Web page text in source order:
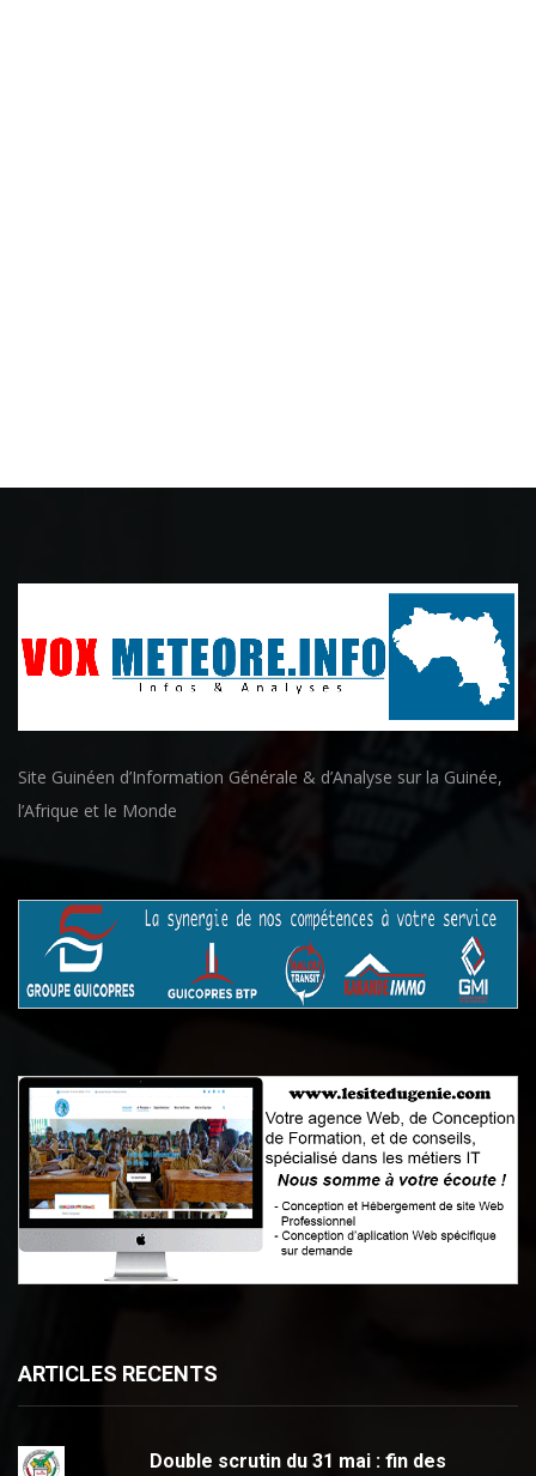
Site Guinéen d’Information Générale & d’Analyse sur la Guinée,
l’Afrique et le Monde
ARTICLES RECENTS
Double scrutin du 31 mai : fin des